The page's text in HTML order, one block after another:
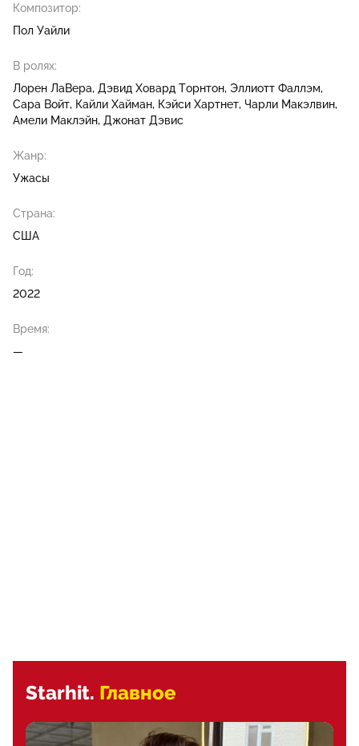
Композитор:
Пол Уайли
В ролях:
Лорен ЛаВера Дэвид Ховард Торнтон Эллиотт Фаллэм
Сара Войт Кайли Хайман Кэйси Хартнет Чарли Макэлвин
Амели Маклэйн Джонат Дэвис
Жанр:
Ужасы
Страна:
США
Год:
2022
Время:
—
Starhit. Главное